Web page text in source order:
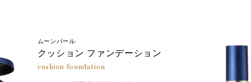
ムーンパール
クッション ファンデーション
cushion foundation